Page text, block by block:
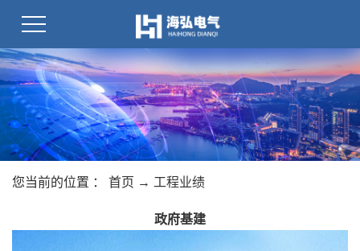
您当前的位置 ： 首页 → 工程业绩
政府基建